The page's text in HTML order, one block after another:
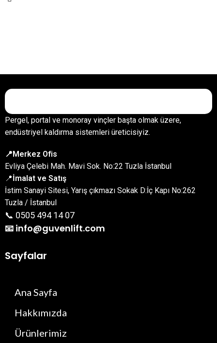
Pergel, portal ve monoray vinçler başta olmak üzere,
endüstriyel kaldırma sistemleri üreticisiyiz.
📍Merkez Ofis
Evliya Çelebi Mah. Mavi Sok. No:22 Tuzla İstanbul
📍İmalat ve Satış
İstim Sanayi Sitesi, Yarış çıkmazı Sokak D:İç Kapı No:262
Tuzla / İstanbul
📞 0505 494 14 07
📧 info@guvenlift.com
Sayfalar
Ana Sayfa
Hakkımızda
Ürünlerimiz